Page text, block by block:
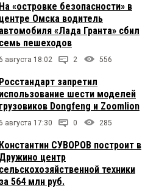
На «островке безопасности» в
центре Омска водитель
автомобиля «Лада Гранта» сбил
семь пешеходов
6 августа 18:02 2 556
Росстандарт запретил
использование шести моделей
грузовиков Dongfeng и Zoomlion
6 августа 17:30 0 285
Константин СУВОРОВ построит в
Дружино центр
сельскохозяйственной техники
за 564 млн руб.